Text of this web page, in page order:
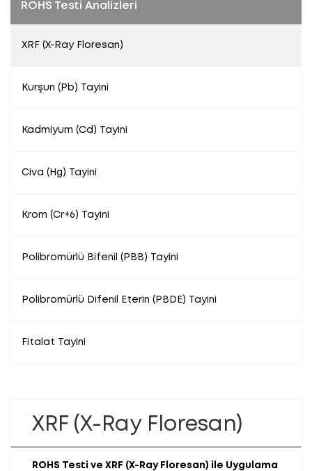
ROHS Testi Analizleri
XRF (X-Ray Floresan)
Kurşun (Pb) Tayini
Kadmiyum (Cd) Tayini
Civa (Hg) Tayini
Krom (Cr+6) Tayini
Polibromürlü Bifenil (PBB) Tayini
Polibromürlü Difenil Eterin (PBDE) Tayini
Fitalat Tayini
XRF (X-Ray Floresan)
ROHS Testi ve XRF (X-Ray Floresan) ile Uygulama